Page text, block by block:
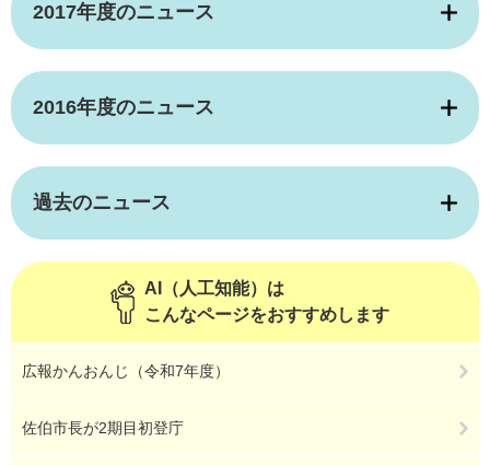
2017年度のニュース
2016年度のニュース
過去のニュース
AI（人工知能）は
こんなページをおすすめします
広報かんおんじ（令和7年度）
佐伯市長が2期目初登庁